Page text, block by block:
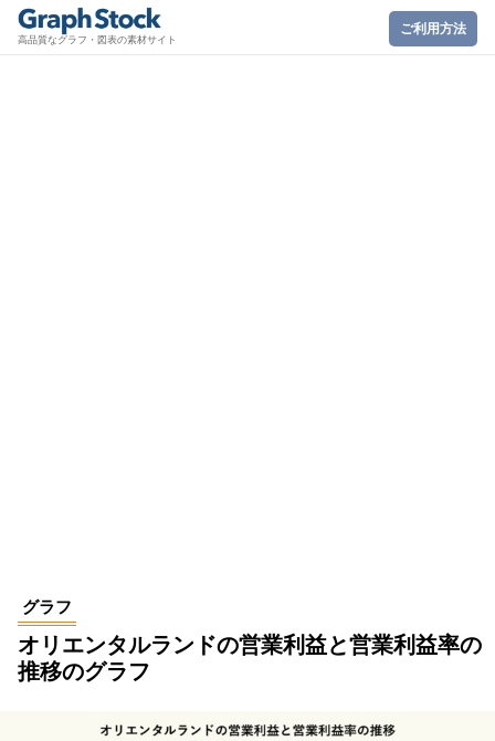
高品質なグラフ・図表の素材サイト
ご利用方法
グラフ
オリエンタルランドの営業利益と営業利益率の
推移のグラフ